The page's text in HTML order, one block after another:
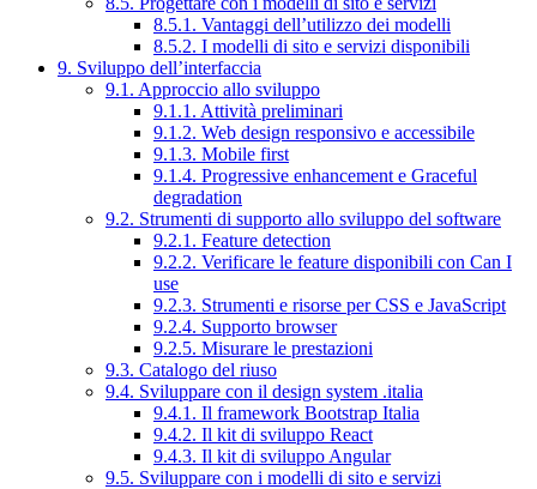
8.5.1. Vantaggi dell’utilizzo dei modelli
8.5.2. I modelli di sito e servizi disponibili
9. Sviluppo dell’interfaccia
9.1. Approccio allo sviluppo
9.1.1. Attività preliminari
9.1.2. Web design responsivo e accessibile
9.1.3. Mobile first
9.1.4. Progressive enhancement e Graceful
degradation
9.2. Strumenti di supporto allo sviluppo del software
9.2.1. Feature detection
9.2.2. Verificare le feature disponibili con Can I
use
9.2.3. Strumenti e risorse per CSS e JavaScript
9.2.4. Supporto browser
9.2.5. Misurare le prestazioni
9.3. Catalogo del riuso
9.4. Sviluppare con il design system .italia
9.4.1. Il framework Bootstrap Italia
9.4.2. Il kit di sviluppo React
9.4.3. Il kit di sviluppo Angular
9.5. Sviluppare con i modelli di sito e servizi